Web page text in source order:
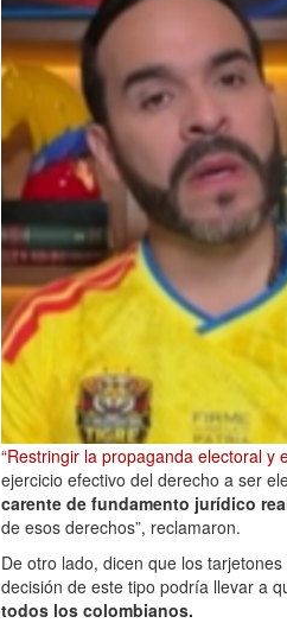
“Restringir la propaganda electoral
ejercicio efectivo del derecho a ser
carente de fundamento jurídico
de esos derechos”, reclamaron.
De otro lado, dicen que los
decisión de este tipo podría llevar a
todos los colombianos.